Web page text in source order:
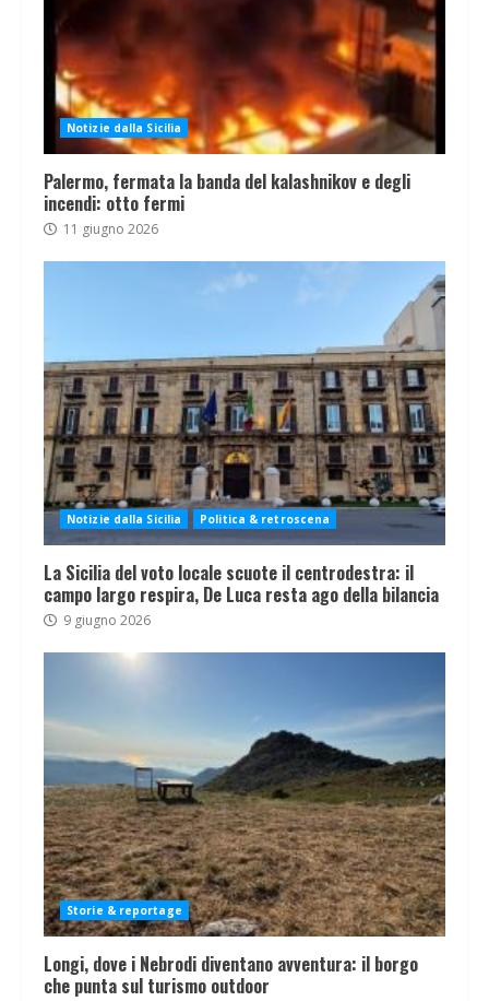
Notizie dalla Sicilia
Palermo, fermata la banda del kalashnikov e degli
incendi: otto fermi
11 giugno 2026
Notizie dalla Sicilia Politica & retroscena
La Sicilia del voto locale scuote il centrodestra: il
campo largo respira, De Luca resta ago della bilancia
9 giugno 2026
Storie & reportage
Longi, dove i Nebrodi diventano avventura: il borgo
che punta sul turismo outdoor